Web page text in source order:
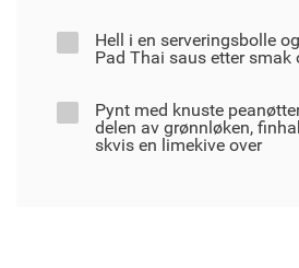
Hell i en serveringsbolle
Pad Thai saus etter smak
Pynt med knuste
delen av grønnløken,
skvis en limekive over